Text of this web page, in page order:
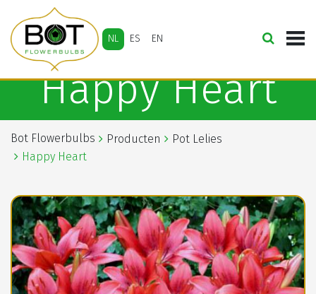
NL ES EN
Happy Heart
Bot Flowerbulbs Producten
Pot Lelies
Happy Heart